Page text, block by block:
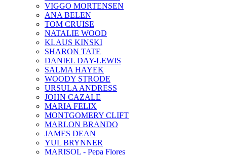
VIGGO MORTENSEN
ANA BELEN
TOM CRUISE
NATALIE WOOD
KLAUS KINSKI
SHARON TATE
DANIEL DAY-LEWIS
SALMA HAYEK
WOODY STRODE
URSULA ANDRESS
JOHN CAZALE
MARIA FELIX
MONTGOMERY CLIFT
MARLON BRANDO
JAMES DEAN
YUL BRYNNER
MARISOL - Pepa Flores